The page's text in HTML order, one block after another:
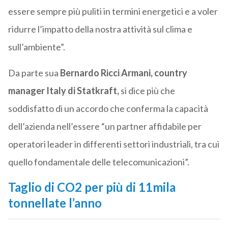
essere sempre più puliti in termini energetici e a voler
ridurre l’impatto della nostra attività sul clima e
sull’ambiente”.
Da parte sua Bernardo Ricci Armani, country
manager Italy di Statkraft,si dice più che
soddisfatto di un accordo che conferma la capacità
dell’azienda nell’essere “un partner affidabile per
operatori leader in differenti settori industriali, tra cui
quello fondamentale delle telecomunicazioni”.
Taglio di CO2 per più di 11mila
tonnellate l’anno